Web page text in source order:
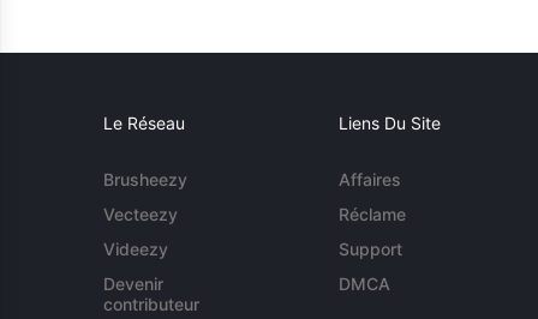
Le Réseau
Brusheezy
Vecteezy
Videezy
Devenir
contributeur
Liens Du Site
Affaires
Réclame
Support
DMCA